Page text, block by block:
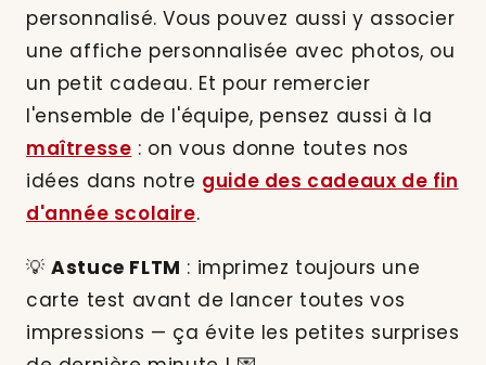
personnalisé. Vous pouvez aussi y associer
une affiche personnalisée avec photos, ou
un petit cadeau. Et pour remercier
l'ensemble de l'équipe, pensez aussi à la
maîtresse : on vous donne toutes nos
idées dans notre guide des cadeaux de fin
d'année scolaire.
💡Astuce FLTM : imprimez toujours une
carte test avant de lancer toutes vos
impressions — ça évite les petites surprises